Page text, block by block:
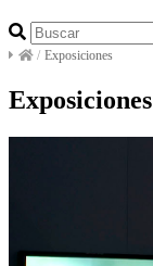
/ Exposiciones
Exposiciones